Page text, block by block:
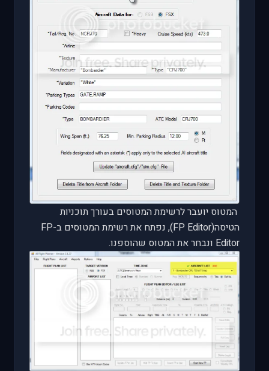
המטוס יועבר לרשימת המטוסים בעורך תוכניות
הטיסה(FP Editor), נפתח את רשימת המטוסים ב-FP
Editor ונבחר את המטוס שהוספנו.